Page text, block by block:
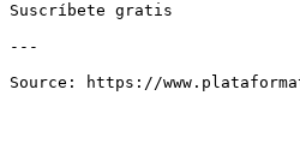
Suscríbete gratis
---